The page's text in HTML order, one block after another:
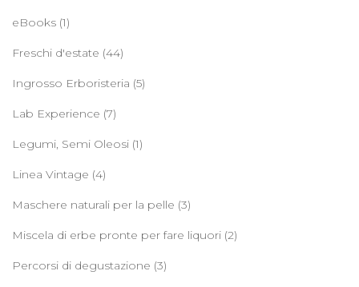
eBooks (1)
Freschi d'estate (44)
Ingrosso Erboristeria (5)
Lab Experience (7)
Legumi, Semi Oleosi (1)
Linea Vintage (4)
Maschere naturali per la pelle (3)
Miscela di erbe pronte per fare liquori (2)
Percorsi di degustazione (3)